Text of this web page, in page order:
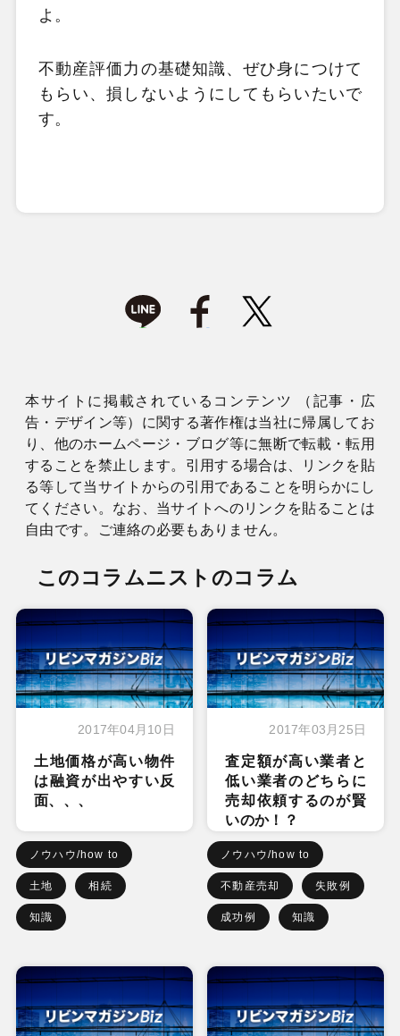
よ。
不動産評価力の基礎知識、ぜひ身につけて
もらい、損しないようにしてもらいたいで
す。
本サイトに掲載されているコンテンツ （記事・広
告・デザイン等）に関する著作権は当社に帰属してお
り、他のホームページ・ブログ等に無断で転載・転用
することを禁止します。引用する場合は、リンクを貼
る等して当サイトからの引用であることを明らかにし
てください。なお、当サイトへのリンクを貼ることは
自由です。ご連絡の必要もありません。
このコラムニストのコラム
2017年04月10日
土地価格が高い物件
は融資が出やすい反
面、、、
ノウハウ/how to
土地 相続
知識
2017年03月25日
査定額が高い業者と
低い業者のどちらに
売却依頼するのが賢
いのか！？
ノウハウ/how to
不動産売却 失敗例
成功例 知識